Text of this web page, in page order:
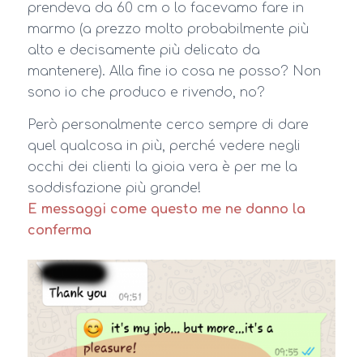
prendeva da 60 cm o lo facevamo fare in
marmo (a prezzo molto probabilmente più
alto e decisamente più delicato da
mantenere). Alla fine io cosa ne posso? Non
sono io che produco e rivendo, no?
Però personalmente cerco sempre di dare
quel qualcosa in più, perché vedere negli
occhi dei clienti la gioia vera è per me la
soddisfazione più grande!
E messaggi come questo me ne danno la
conferma